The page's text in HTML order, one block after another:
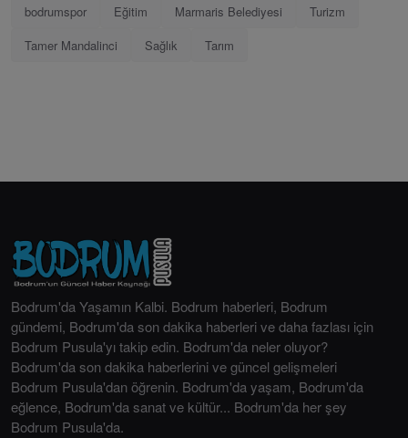
bodrumspor
Eğitim Marmaris Belediyesi
Turizm
Tamer Mandalinci
Sağlık Tarım
Bodrum'da Yaşamın Kalbi. Bodrum haberleri, Bodrum
gündemi, Bodrum'da son dakika haberleri ve daha fazlası için
Bodrum Pusula'yı takip edin. Bodrum'da neler oluyor?
Bodrum'da son dakika haberlerini ve güncel gelişmeleri
Bodrum Pusula'dan öğrenin. Bodrum'da yaşam, Bodrum'da
eğlence, Bodrum'da sanat ve kültür... Bodrum'da her şey
Bodrum Pusula'da.